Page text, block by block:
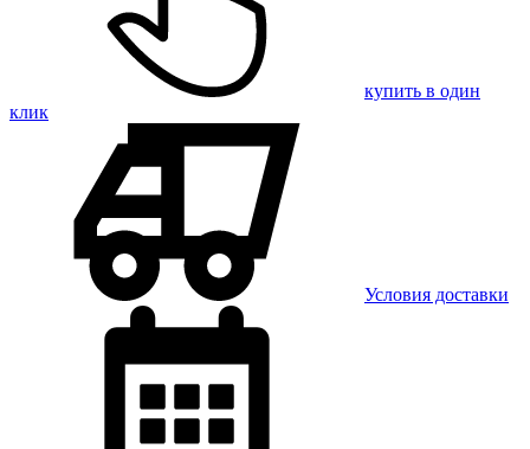
купить в один
клик
Условия доставки